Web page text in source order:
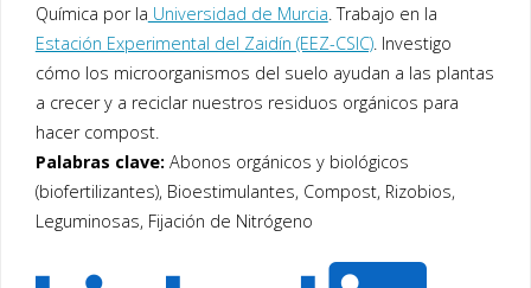
Química por la Universidad de Murcia. Trabajo en la
Estación Experimental del Zaidín (EEZ-CSIC). Investigo
cómo los microorganismos del suelo ayudan a las plantas
a crecer y a reciclar nuestros residuos orgánicos para
hacer compost.
Palabras clave:Abonos orgánicos y biológicos
(biofertilizantes), Bioestimulantes, Compost, Rizobios,
Leguminosas, Fijación de Nitrógeno